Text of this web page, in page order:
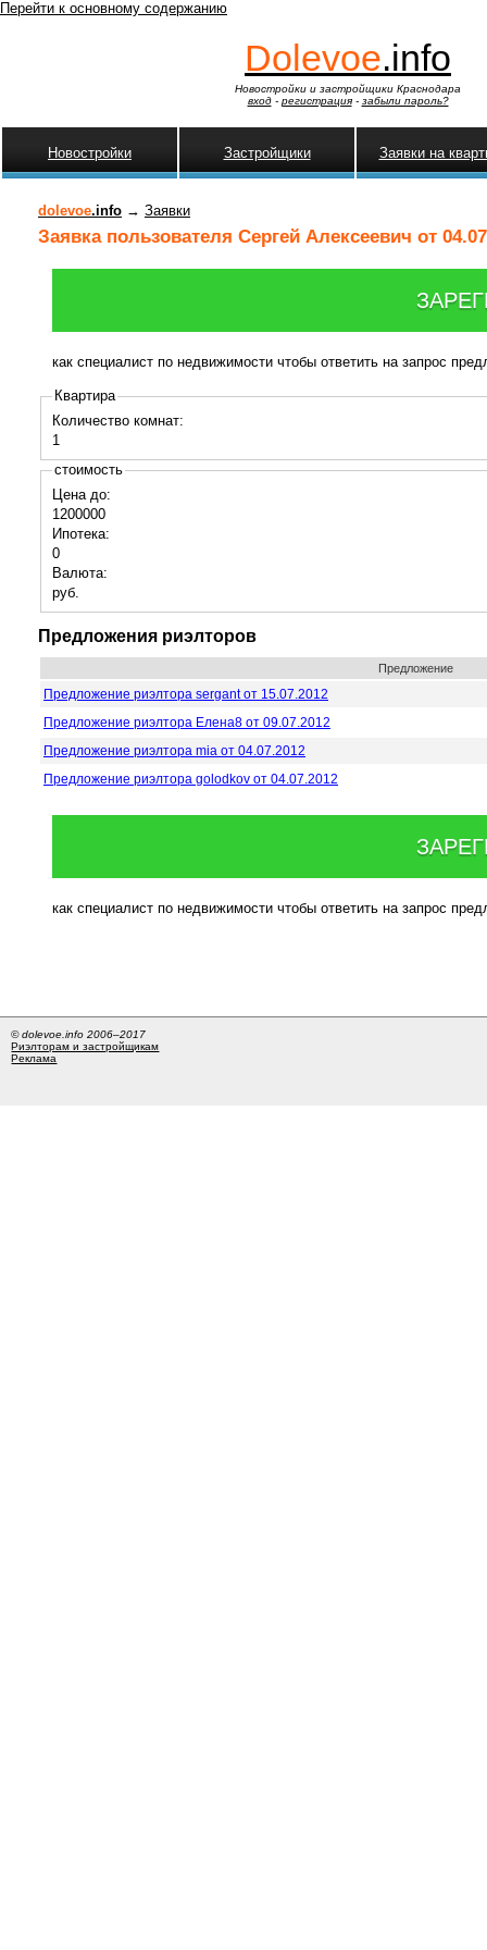
Перейти к основному содержанию
Dolevoe.info
Новостройки и застройщики Краснодара
вход- регистрация- забыли пароль?
Новостройки Застройщики Заявки на
dolevoe.info → Заявки
Заявка пользователя Сергей Алексеевич от
как специалист по недвижимости чтобы ответить на запрос
Квартира
Количество комнат:
1
стоимость
Цена до:
1200000
Ипотека:
0
Валюта:
руб.
Предложения риэлторов
Предложение
Предложение риэлтора sergant от 15.07.2012
Предложение риэлтора Елена8 от 09.07.2012
Предложение риэлтора mia от 04.07.2012
Предложение риэлтора golodkov от 04.07.2012
как специалист по недвижимости чтобы ответить на запрос
© dolevoe.info 2006–2017
Риэлторам и застройщикам
Реклама